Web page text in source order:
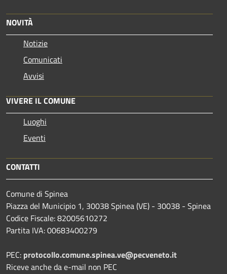
NOVITÀ
Notizie
Comunicati
Avvisi
VIVERE IL COMUNE
Luoghi
Eventi
CONTATTI
Comune di Spinea
Piazza del Municipio 1, 30038 Spinea (VE) - 30038 - Spinea
Codice Fiscale: 82005610272
Partita IVA: 00683400279
PEC: protocollo.comune.spinea.ve@pecveneto.it
Riceve anche da e-mail non PEC